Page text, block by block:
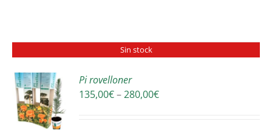
Sin stock
Pi rovelloner
135,00€–280,00€Interval